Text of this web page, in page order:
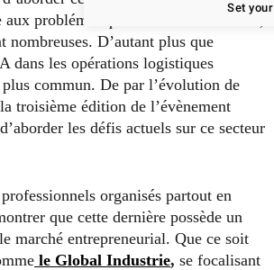
problématiques liées à ce domaine,
nombreuses. D’autant plus que
dans les opérations logistiques
commun. De par l’évolution de
troisième édition de l’évènement
les défis actuels sur ce secteur
professionnels organisés partout en
que cette dernière possède un
marché entrepreneurial. Que ce soit
le Global Industrie, se focalisant
Set